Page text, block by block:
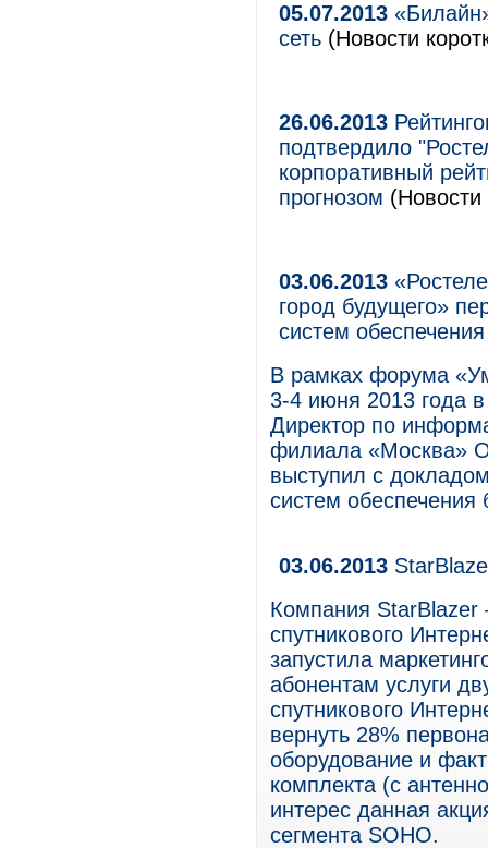
05.07.2013
сеть (Новости
26.06.2013
подтвердило
корпоративный
прогнозом (Новости
03.06.2013
город будущего»
систем
В рамках форума
3-4 июня 2013 года
Директор по
филиала «Москва»
выступил с
систем обеспечения
03.06.2013
Компания StarBlazer
спутникового
запустила
абонентам услуги
спутникового
вернуть 28%
оборудование и
комплекта (с
интерес данная
сегмента SOHO.